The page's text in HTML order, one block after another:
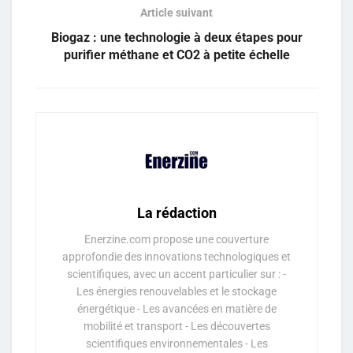
Article suivant
Biogaz : une technologie à deux étapes pour
purifier méthane et CO2 à petite échelle
La rédaction
Enerzine.com propose une couverture
approfondie des innovations technologiques et
scientifiques, avec un accent particulier sur : -
Les énergies renouvelables et le stockage
énergétique - Les avancées en matière de
mobilité et transport - Les découvertes
scientifiques environnementales - Les